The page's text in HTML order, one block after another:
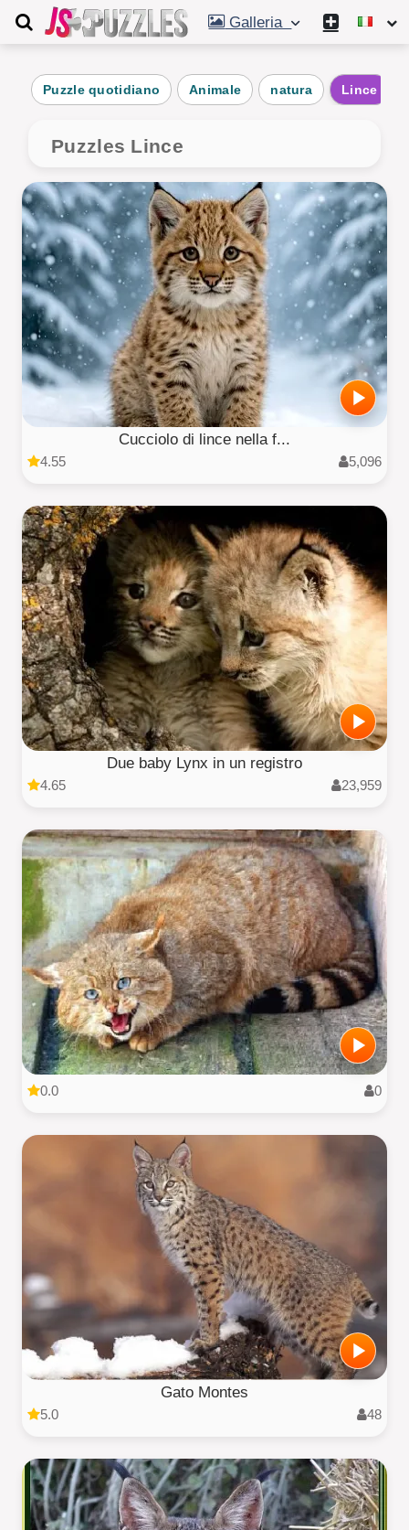
Galleria
Puzzle quotidiano Animale natura Lince
Puzzles Lince
Cucciolo di lince nella f...
4.55 5,096
Due baby Lynx in un registro
4.65 23,959
0.0 0
Gato Montes
5.0 48